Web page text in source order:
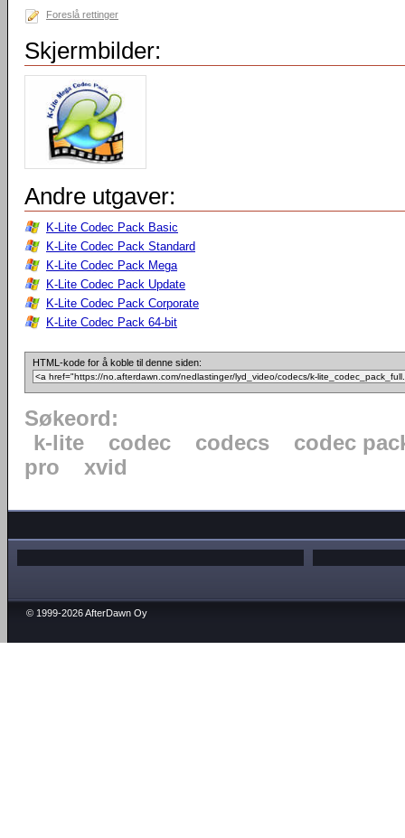
Foreslå rettinger
Skjermbilder:
Andre utgaver:
K-Lite Codec Pack Basic
K-Lite Codec Pack Standard
K-Lite Codec Pack Mega
K-Lite Codec Pack Update
K-Lite Codec Pack Corporate
K-Lite Codec Pack 64-bit
HTML-kode for å koble til denne siden:
Søkeord:
k-lite
codec codecs
codec
pro
xvid
© 1999-2026 AfterDawn Oy